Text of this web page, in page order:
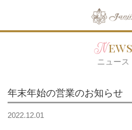
News
ニュース
年末年始の営業のお知らせ
2022.12.01